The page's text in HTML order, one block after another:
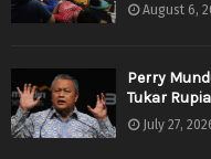
August 6,
Perry
Tukar
July 27,